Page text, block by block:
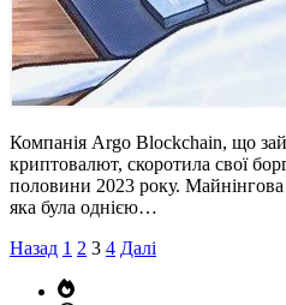
Компанія Argo Blockchain, що
криптовалют, скоротила свої
половини 2023 року.
яка була однією…
Пагінація
записів
Назад 1 2 3 4 Далі